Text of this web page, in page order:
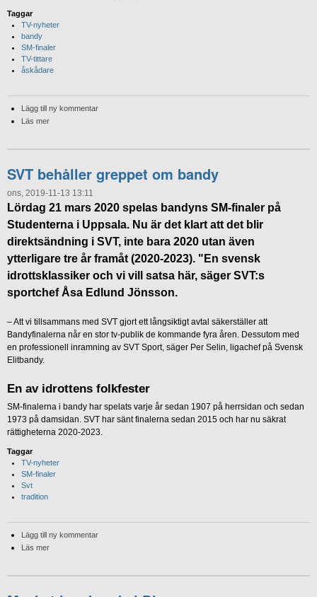
Taggar
TV-nyheter
bandy
SM-finaler
TV-tittare
åskådare
Lägg till ny kommentar
Läs mer
SVT behåller greppet om bandy
ons, 2019-11-13 13:11
Lördag 21 mars 2020 spelas bandyns SM-finaler på
Studenterna i Uppsala. Nu är det klart att det blir
direktsändning i SVT, inte bara 2020 utan även
ytterligare tre år framåt (2020-2023). "En svensk
idrottsklassiker och vi vill satsa här, säger SVT:s
sportchef Åsa Edlund Jönsson.
– Att vi tillsammans med SVT gjort ett långsiktigt avtal säkerställer att
Bandyfinalerna når en stor tv-publik de kommande fyra åren. Dessutom med
en professionell inramning av SVT Sport, säger Per Selin, ligachef på Svensk
Elitbandy.
En av idrottens folkfester
SM-finalerna i bandy har spelats varje år sedan 1907 på herrsidan och sedan
1973 på damsidan. SVT har sänt finalerna sedan 2015 och har nu säkrat
rättigheterna 2020-2023.
Taggar
TV-nyheter
SM-finaler
Svt
tradition
Lägg till ny kommentar
Läs mer